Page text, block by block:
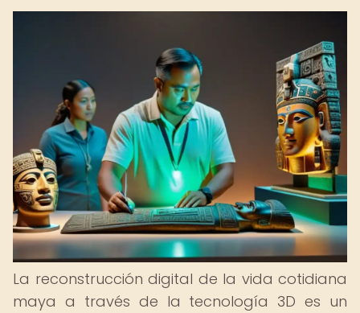
La reconstrucción digital de la vida cotidiana
maya a través de la tecnología 3D es un